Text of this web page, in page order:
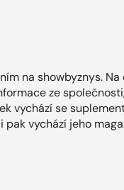
na showbyznys.
ze
vychází se
vychází jeho